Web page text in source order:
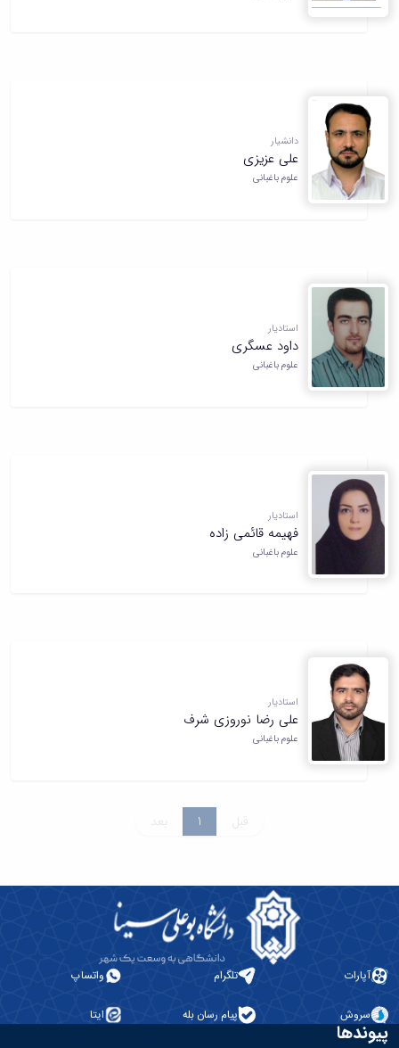
دانشیار
علی عزیزی
علوم باغبانی
استادیار
داود عسگری
علوم باغبانی
استادیار
فهیمه قائمی زاده
علوم باغبانی
استادیار
علی رضا نوروزی شرف
علوم باغبانی
قبل 1 بعد
آپارات تلگرام واتساپ
سروش پیام رسان بله ایتا
پیوندها